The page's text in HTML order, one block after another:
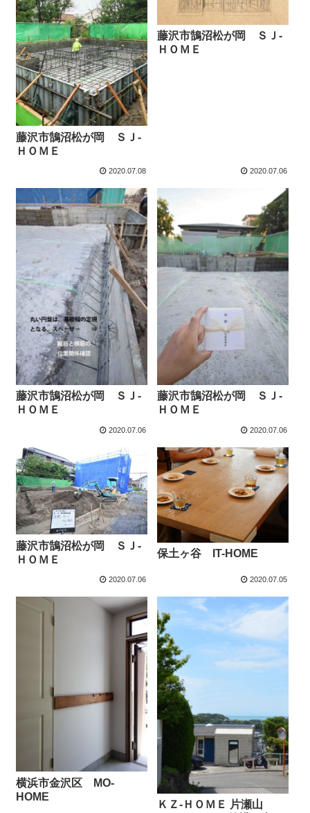
藤沢市鵠沼松が岡 ＳＪ-
ＨＯＭＥ
2020.07.08
藤沢市鵠沼松が岡 ＳＪ-
ＨＯＭＥ
2020.07.06
藤沢市鵠沼松が岡 ＳＪ-
ＨＯＭＥ
2020.07.06
藤沢市鵠沼松が岡 ＳＪ-
ＨＯＭＥ
2020.07.06
藤沢市鵠沼松が岡 ＳＪ-
ＨＯＭＥ
2020.07.06
保土ヶ谷 IT-HOME
2020.07.05
横浜市金沢区 MO-
HOME
ＫＺ-ＨＯＭＥ 片瀬山